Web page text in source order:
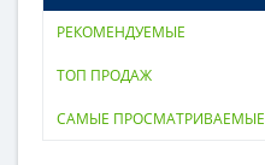
РЕКОМЕНДУЕМЫЕ
ТОП ПРОДАЖ
САМЫЕ ПРОСМАТРИВАЕМЫЕ